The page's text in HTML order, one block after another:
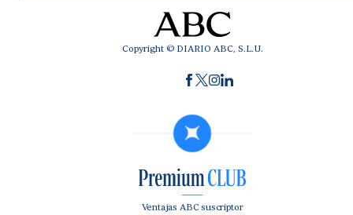
Copyright © DIARIO ABC, S.L.U.
Ventajas ABC suscriptor